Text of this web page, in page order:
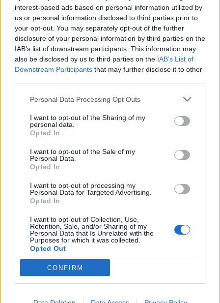
interest-based ads based on personal information utilized by
us or personal information disclosed to third parties prior to
your opt-out. You may separately opt-out of the further
disclosure of your personal information by third parties on the
IAB’s list of downstream participants. This information may
also be disclosed by us to third parties on the IAB’s List of
Downstream Participants that may further disclose it to other
Personal Data Processing Opt Outs
I want to opt-out of the Sharing of my
personal data.
Opted In
I want to opt-out of the Sale of my
Personal Data.
Opted In
I want to opt-out of processing my
Personal Data for Targeted Advertising.
Opted In
I want to opt-out of Collection, Use,
Retention, Sale, and/or Sharing of my
Personal Data that Is Unrelated with the
Purposes for which it was collected.
Opted Out
CONFIRM
vada discussa a monte, ma va discussa a
valle e nel contesto nel quale opera", ha
spiegato, facendo riferimento alla
governance e "ad altri strumenti che sono
anche più efficaci nell'attuale contesto"
come "l'Unione bancaria".